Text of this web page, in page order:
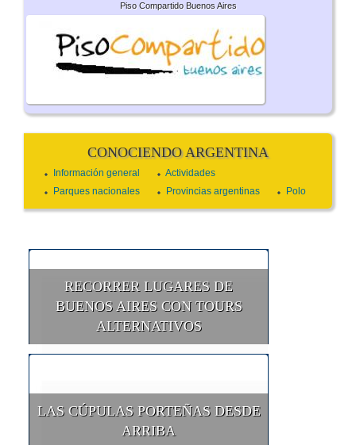
Piso Compartido Buenos Aires
CONOCIENDO ARGENTINA
Información general
Actividades
Parques nacionales
Provincias argentinas Polo
RECORRER LUGARES DE
BUENOS AIRES CON TOURS
ALTERNATIVOS
LAS CÚPULAS PORTEÑAS DESDE
ARRIBA